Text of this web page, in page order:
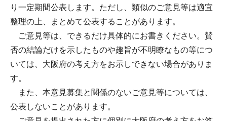
り一定期間公表します。ただし、類似のご意見等は適宜
整理の上、まとめて公表することがあります。
ご意見等は、できるだけ具体的にお書きください。賛
否の結論だけを示したものや趣旨が不明瞭なもの等につ
いては、大阪府の考え方をお示しできない場合がありま
す。
また、本意見募集と関係のないご意見等については、
公表しないことがあります。